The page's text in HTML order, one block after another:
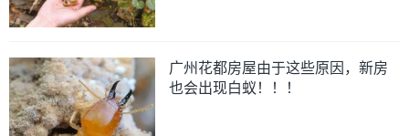
广州花都房屋由于这些原因，新房
也会出现白蚁！！！